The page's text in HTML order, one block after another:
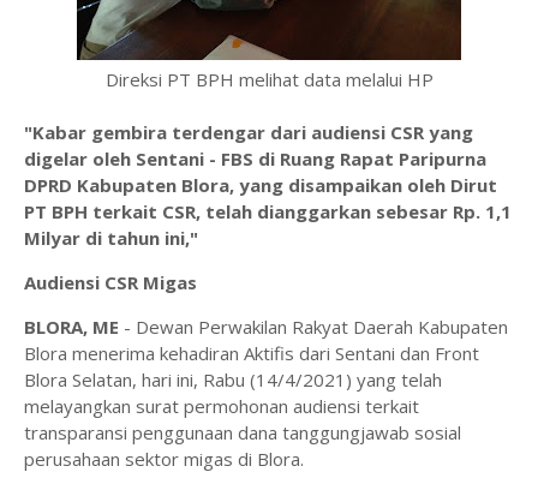
Direksi PT BPH melihat data melalui HP
"Kabar gembira terdengar dari audiensi CSR yang
digelar oleh Sentani - FBS di Ruang Rapat Paripurna
DPRD Kabupaten Blora, yang disampaikan oleh Dirut
PT BPH terkait CSR, telah dianggarkan sebesar Rp. 1,1
Milyar di tahun ini,"
Audiensi CSR Migas
BLORA, ME - Dewan Perwakilan Rakyat Daerah Kabupaten
Blora menerima kehadiran Aktifis dari Sentani dan Front
Blora Selatan, hari ini, Rabu (14/4/2021) yang telah
melayangkan surat permohonan audiensi terkait
transparansi penggunaan dana tanggungjawab sosial
perusahaan sektor migas di Blora.